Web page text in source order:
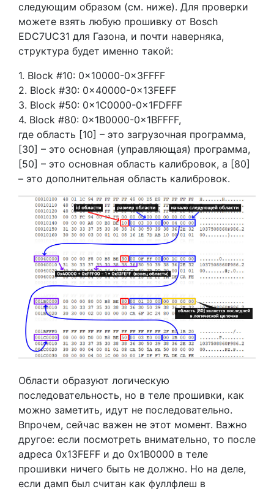
следующим образом (см. ниже). Для проверки
можете взять любую прошивку от Bosch
EDC7UC31 для Газона, и почти наверняка,
структура будет именно такой:
1. Block #10: 0x10000-0x3FFFF
2. Block #30: 0x40000-0x13FEFF
3. Block #50: 0x1C0000-0x1FDFFF
4. Block #80: 0x1B0000-0x1BFFFF,
где область [10] – это загрузочная программа,
[30] – это основная (управляющая) программа,
[50] – это основная область калибровок, а [80]
– это дополнительная область калибровок.
Области образуют логическую
последовательность, но в теле прошивки, как
можно заметить, идут не последовательно.
Впрочем, сейчас важен не этот момент. Важно
другое: если посмотреть внимательно, то после
адреса 0x13FEFF и до 0x1B0000 в теле
прошивки ничего быть не должно. Но на деле,
если дамп был считан как фуллфлеш в